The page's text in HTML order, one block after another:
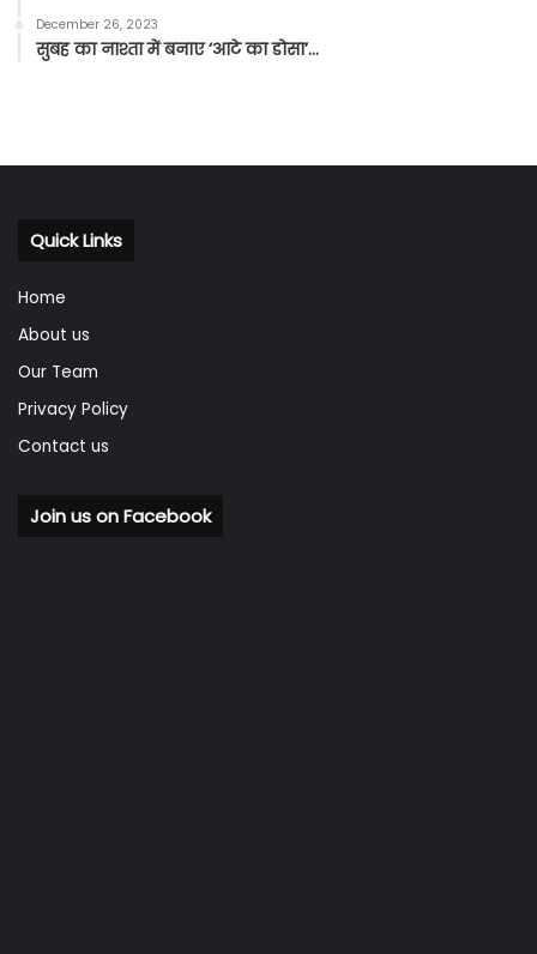
December 26, 2023
सुबह का नाश्ता में बनाए ‘आटे का डोसा’…
Quick Links
Home
About us
Our Team
Privacy Policy
Contact us
Join us on Facebook